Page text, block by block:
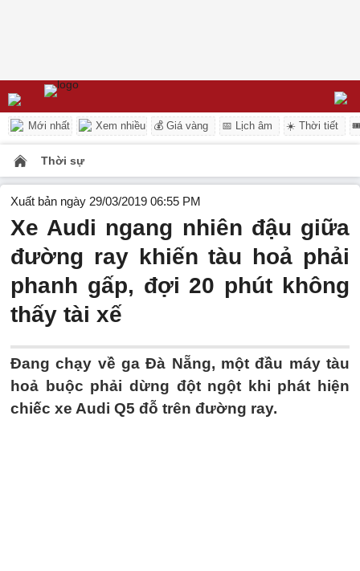
Mới nhất Xem nhiều 💰 Giá vàng 📅 Lịch âm ☀️ Thời tiết
Thời sự
Xuất bản ngày 29/03/2019 06:55 PM
Xe Audi ngang nhiên đậu giữa
đường ray khiến tàu hoả phải
phanh gấp, đợi 20 phút không
thấy tài xế
Đang chạy về ga Đà Nẵng, một đầu máy tàu
hoả buộc phải dừng đột ngột khi phát hiện
chiếc xe Audi Q5 đỗ trên đường ray.